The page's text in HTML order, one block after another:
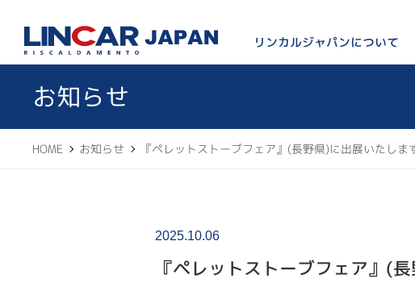
リンカルジャパンについて
お知らせ
HOME お知らせ 『ペレットストーブフェア』(長野県)に出展いたしま
2025.10.06
『ペレットストーブフェア』(